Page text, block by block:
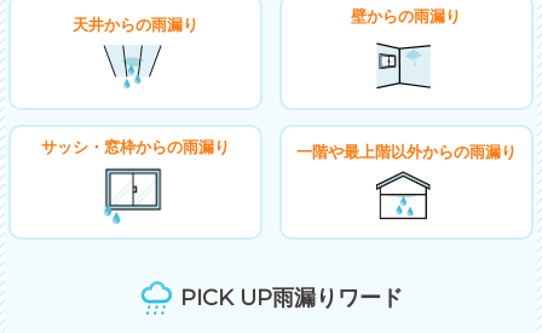
天井からの雨漏り 壁からの雨漏り
サッシ・窓枠からの雨漏り 一階や最上階以外からの雨漏り
PICK UP雨漏りワード